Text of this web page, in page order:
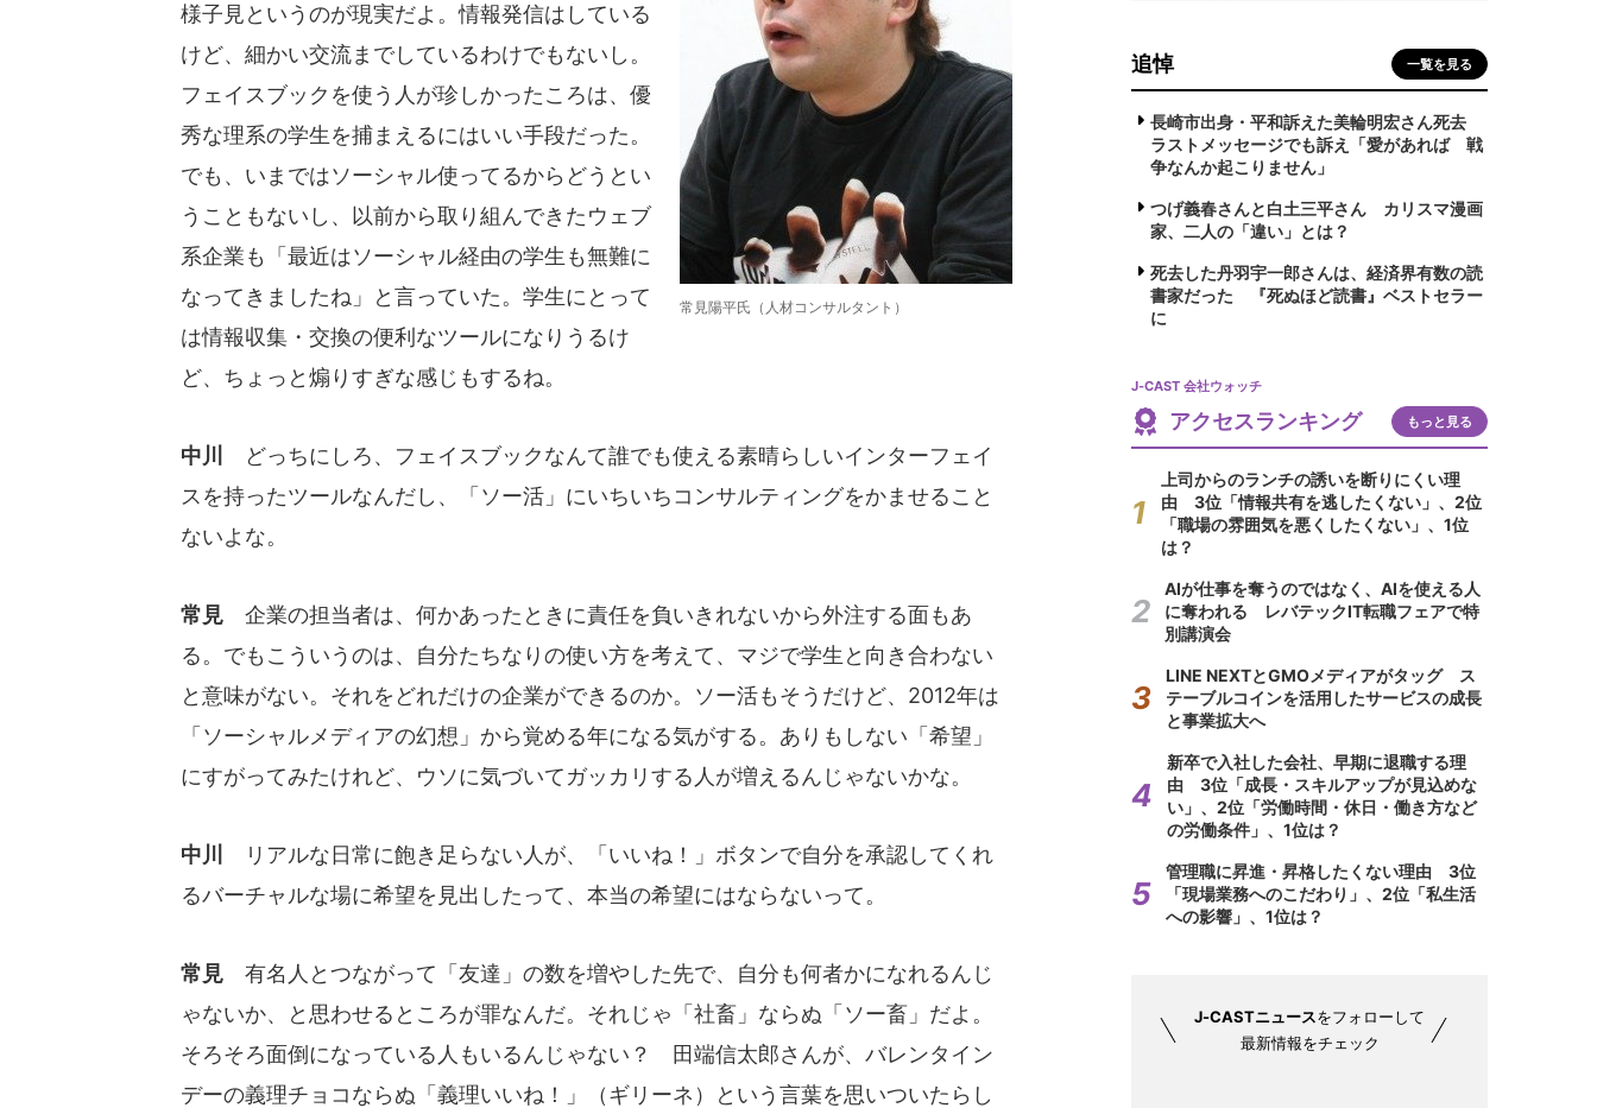
常見陽平氏（人材コンサルタント）
様子見というのが現実だよ。情報発信はしている
けど、細かい交流までしているわけでもないし。
フェイスブックを使う人が珍しかったころは、優
秀な理系の学生を捕まえるにはいい手段だった。
でも、いまではソーシャル使ってるからどうとい
うこともないし、以前から取り組んできたウェブ
系企業も「最近はソーシャル経由の学生も無難に
なってきましたね」と言っていた。学生にとって
は情報収集・交換の便利なツールになりうるけ
ど、ちょっと煽りすぎな感じもするね。
中川
どっちにしろ、フェイスブックなんて誰でも使える素晴らしいインターフェイ
スを持ったツールなんだし、「ソー活」にいちいちコンサルティングをかませること
ないよな。
常見 企業の担当者は、何かあったときに責任を負いきれないから外注する面もあ
る。でもこういうのは、自分たちなりの使い方を考えて、マジで学生と向き合わない
と意味がない。それをどれだけの企業ができるのか。ソー活もそうだけど、2012年は
「ソーシャルメディアの幻想」から覚める年になる気がする。ありもしない「希望」
にすがってみたけれど、ウソに気づいてガッカリする人が増えるんじゃないかな。
中川
リアルな日常に飽き足らない人が、「いいね！」ボタンで自分を承認してくれ
るバーチャルな場に希望を見出したって、本当の希望にはならないって。
常見 有名人とつながって「友達」の数を増やした先で、自分も何者かになれるんじ
ゃないか、と思わせるところが罪なんだ。それじゃ「社畜」ならぬ「ソー畜」だよ。
そろそろ面倒になっている人もいるんじゃない？ 田端信太郎さんが、バレンタイン
デーの義理チョコならぬ「義理いいね！」（ギリーネ）という言葉を思いついたらし
追悼 一覧を見る
長崎市出身・平和訴えた美輪明宏さん死去
ラストメッセージでも訴え「愛があれば 戦
争なんか起こりません」
つげ義春さんと白土三平さん カリスマ漫画
家、二人の「違い」とは？
死去した丹羽宇一郎さんは、経済界有数の読
書家だった 『死ぬほど読書』ベストセラー
に
J-CAST 会社ウォッチ
アクセスランキング もっと見る
上司からのランチの誘いを断りにくい理
由 3位「情報共有を逃したくない」、2位
「職場の雰囲気を悪くしたくない」、1位
は？
AIが仕事を奪うのではなく、AIを使える人
に奪われる レバテックIT転職フェアで特
別講演会
LINE NEXTとGMOメディアがタッグ ス
テーブルコインを活用したサービスの成長
と事業拡大へ
新卒で入社した会社、早期に退職する理
由 3位「成長・スキルアップが見込めな
い」、2位「労働時間・休日・働き方など
の労働条件」、1位は？
管理職に昇進・昇格したくない理由 3位
「現場業務へのこだわり」、2位「私生活
への影響」、1位は？
J-CASTニュースをフォローして
最新情報をチェック